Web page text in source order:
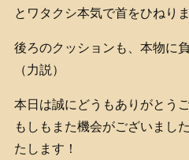
とワタクシ本気で首をひねり
後ろのクッションも、本物に
（力説）
本日は誠にどうもありがとう
もしもまた機会がございまし
たします！